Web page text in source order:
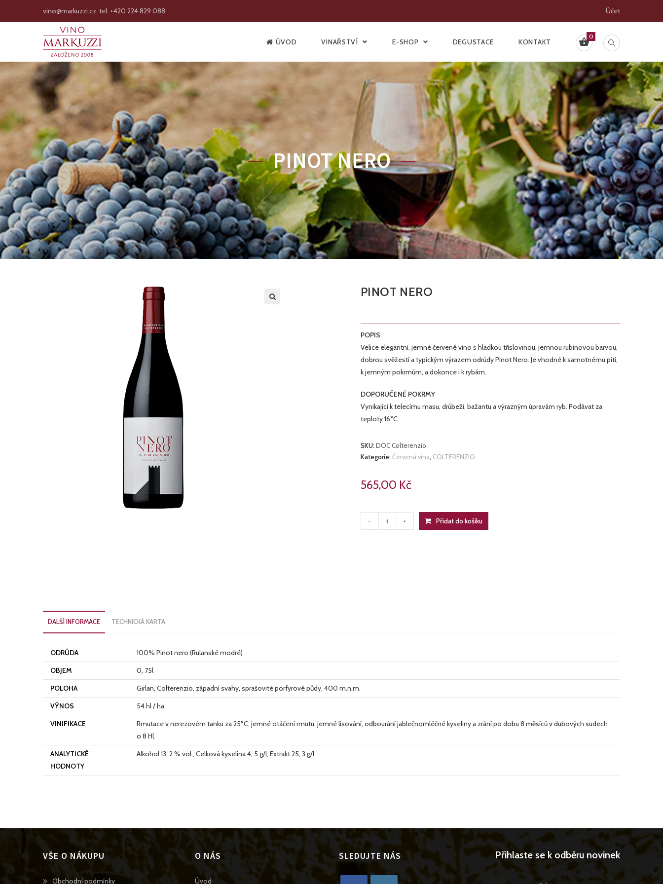
Účet
vino@markuzzi.cz, tel: +420 224 829 088
ÚVOD VINAŘSTVÍ E-SHOP DEGUSTACE KONTAKT
0
PINOT NERO
PINOT NERO
POPIS
Velice elegantní, jemné červené víno s hladkou tříslovinou, jemnou rubínovou barvou,
dobrou svěžestí a typickým výrazem odrůdy Pinot Nero. Je vhodné k samotnému pití,
k jemným pokrmům, a dokonce i k rybám.
DOPORUČENÉ POKRMY
Vynikající k telecímu masu, drůbeži, bažantu a výrazným úpravám ryb. Podávat za
teploty 16°C.
SKU:DOC Colterenzio
Kategorie:Červená vína, COLTERENZIO
565,00 Kč
-
NERO
+ Přidat do košíku
DALŠÍ INFORMACE TECHNICKÁ KARTA
ODRŮDA
100% Pinot nero (Rulanské modré)
OBJEM
0, 75l
POLOHA
Girlan, Colterenzio, západní svahy, sprašovité porfyrové půdy, 400 m.n.m.
VÝNOS
54 hl / ha
VINIFIKACE
Rmutace v nerezovém tanku za 25°C, jemné otáčení rmutu, jemné lisování, odbourání jablečnomléčné kyseliny a zrání po dobu 8 měsíců v dubových sudech
o 8 Hl.
ANALYTICKÉ
HODNOTY
Alkohol 13, 2 % vol., Celková kyselina 4, 5 g/l, Extrakt 25, 3 g/l
VŠE O NÁKUPU
Obchodní podmínkyOpens
O NÁS
Úvod
SLEDUJTE NÁS Přihlaste se k odběru novinek